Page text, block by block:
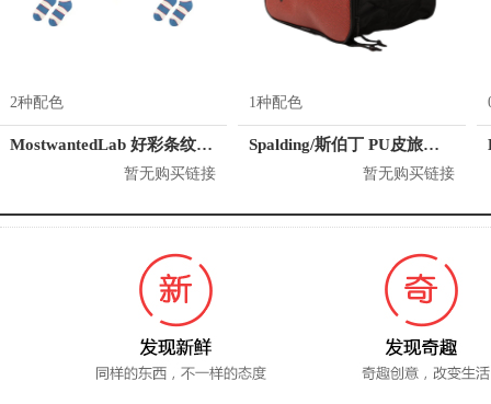
2种配色
MostwantedLab 好彩条纹袜子套装 MWL
暂无购买链接
1种配色
Spalding/斯伯丁 PU皮旅行训练包
暂无购买链接